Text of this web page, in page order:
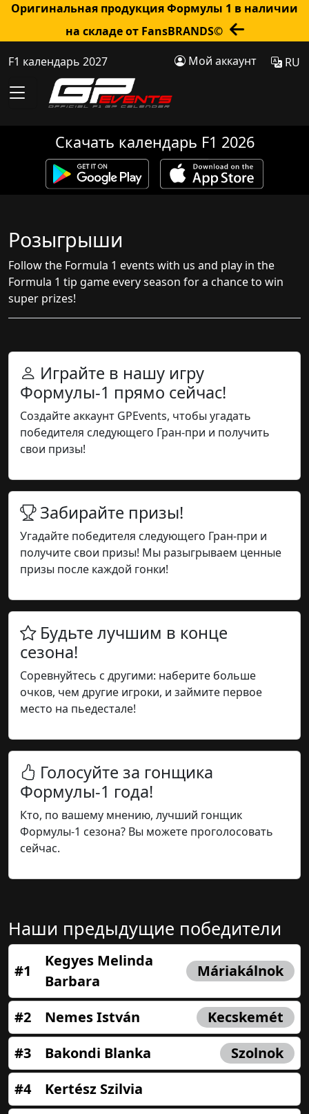
Оригинальная продукция Формулы 1 в наличии
на складе от FansBRANDS©
F1 календарь 2027 Мой аккаунт RU
Скачать календарь F1 2026
Розыгрыши
Follow the Formula 1 events with us and play in the
Formula 1 tip game every season for a chance to win
super prizes!
Играйте в нашу игру
Формулы-1 прямо сейчас!
Создайте аккаунт GPEvents, чтобы угадать
победителя следующего Гран-при и получить
свои призы!
Забирайте призы!
Угадайте победителя следующего Гран-при и
получите свои призы! Мы разыгрываем ценные
призы после каждой гонки!
Будьте лучшим в конце
сезона!
Соревнуйтесь с другими: наберите больше
очков, чем другие игроки, и займите первое
место на пьедестале!
Голосуйте за гонщика
Формулы-1 года!
Кто, по вашему мнению, лучший гонщик
Формулы-1 сезона? Вы можете проголосовать
сейчас.
Наши предыдущие победители
#1
Kegyes Melinda
Barbara
Máriakálnok
#2 Nemes István
Kecskemét
#3
Bakondi Blanka
Szolnok
#4
Kertész Szilvia